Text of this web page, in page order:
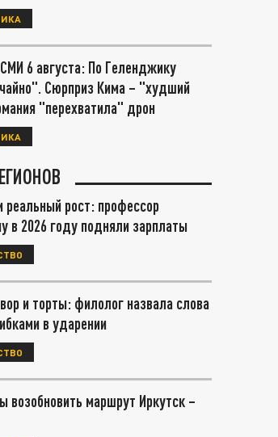
6 августа: По Геленджику
Сюрприз Кима – "худший
"перехватила" дрон
реальный рост: профессор
в 2026 году подняли зарплаты
и торты: филолог назвала слова
в ударении
маршрут Иркутск –